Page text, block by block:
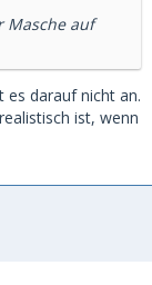
Masche auf
es darauf nicht an.
ist, wenn